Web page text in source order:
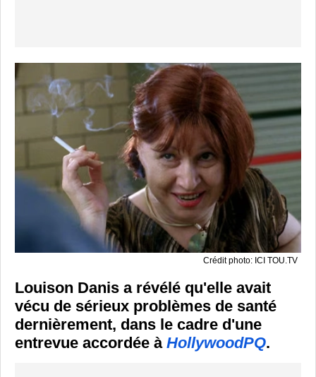
Crédit photo: ICI TOU.TV
Louison Danis a révélé qu'elle avait
vécu de sérieux problèmes de santé
dernièrement, dans le cadre d'une
entrevue accordée à HollywoodPQ.